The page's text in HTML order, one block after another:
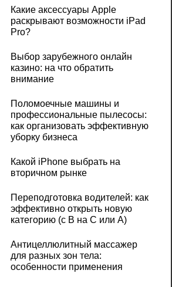
Какие аксессуары Apple
раскрывают возможности iPad
Pro?
Выбор зарубежного онлайн
казино: на что обратить
внимание
Поломоечные машины и
профессиональные пылесосы:
как организовать эффективную
уборку бизнеса
Какой iPhone выбрать на
вторичном рынке
Переподготовка водителей: как
эффективно открыть новую
категорию (с B на C или А)
Антицеллюлитный массажер
для разных зон тела:
особенности применения